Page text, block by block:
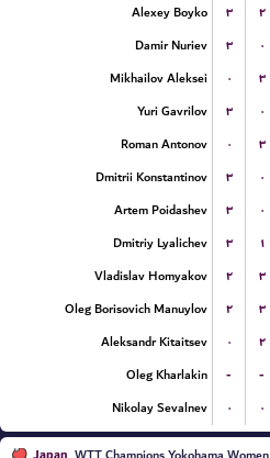
Alexey Boyko
۳ ۲
Damir Nuriev
۳ ۰
Mikhailov Aleksei
۰ ۳
Yuri Gavrilov
۳ ۰
Roman Antonov
۰ ۳
Dmitrii Konstantinov
۳ ۰
Artem Poidashev
۳ ۰
Dmitriy Lyalichev
۳ ۱
Vladislav Homyakov
۲ ۳
Oleg Borisovich Manuylov
۲ ۳
Aleksandr Kitaitsev
۰ ۲
Oleg Kharlakin
- -
Nikolay Sevalnev
۰ ۰